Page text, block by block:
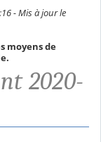
- Mis à jour le
moyens de
2020-